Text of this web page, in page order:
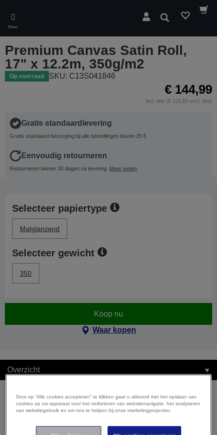
main
content
Menu
Zoeken
Premium Canvas Satin Roll,
17" x 12.2m, 350g/m2
Op voorraad SKU: C13S041846
€ 144,99
incl. btw (€ 119,83 excl. btw)
Gratis standaardlevering
Gratis standaard bezorging bij alle bestellingen boven 25 €
Eenvoudig retourneren
Retourneren binnen 30 dagen na levering. Meer weten
Selecteer papiertype
Matglanzend
Selecteer gewicht
350
Koop nu
Waar kopen
Overzicht
Door op “Alle cookies accepteren” te klikken gaat u akkoord met het opslaan van
cookies op uw apparaat voor het verbeteren van websitenavigatie, het analyseren
van websitegebruik en om ons te helpen bij onze marketingprojecten.